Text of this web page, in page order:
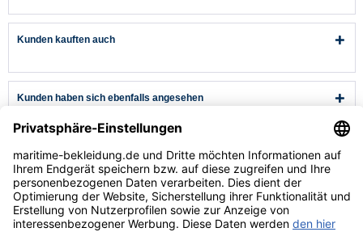
Kunden kauften auch
Kunden haben sich ebenfalls angesehen
Kundenservice